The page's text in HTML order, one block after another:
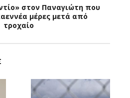
στον Παναγιώτη που
μέρες μετά από
τροχαίο